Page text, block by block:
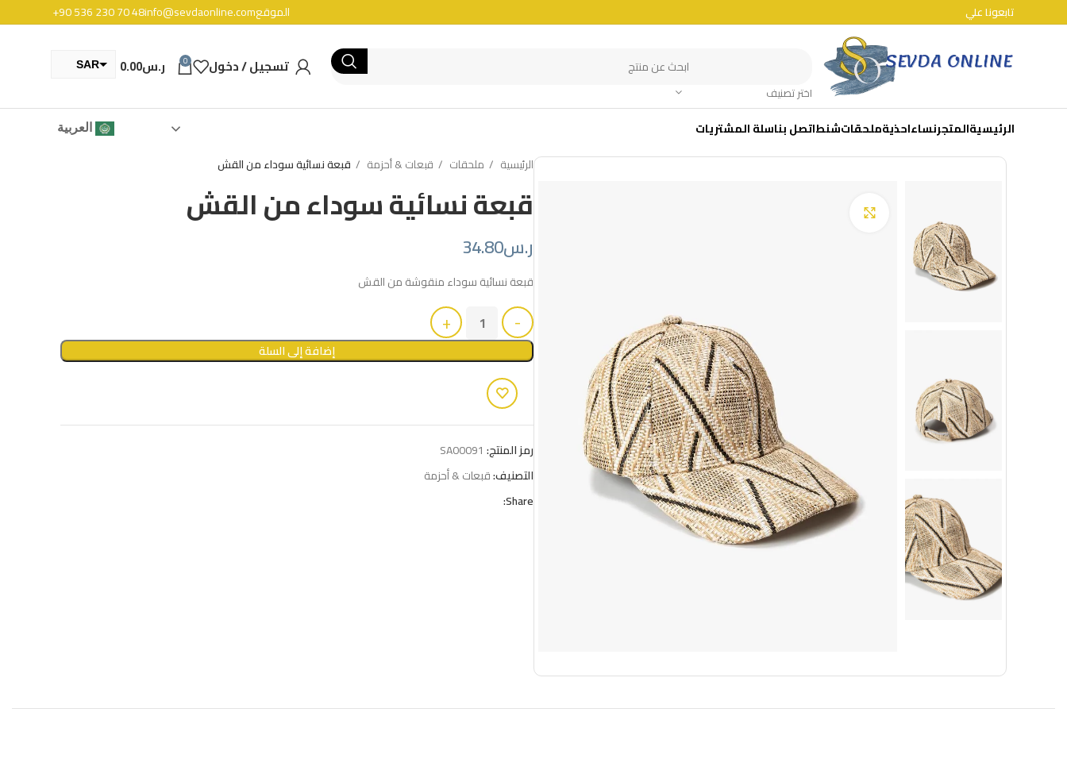
تابعونا علي الموقعinfo@sevdaonline.com
+90 536 230 70 48
اختر تصنيف
تسجيل / دخول 0 ر.س0.00
SAR
الرئيسيةالمتجرنساءاحذيةملحقاتشنطاتصل بناسلة المشتريات العربية
الرئيسية ملحقات قبعات & أحزمة قبعة نسائية سوداء من القش
قبعة نسائية سوداء من القش
ر.س34.80
قبعة نسائية سوداء منقوشة من القش
إضافة إلى السلة
رمز المنتج: SA00091
التصنيف:قبعات & أحزمة
Share: